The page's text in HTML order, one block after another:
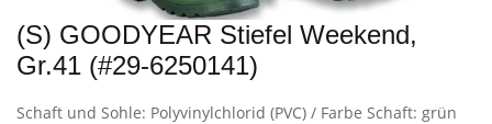
(S) GOODYEAR Stiefel Weekend,
Gr.41 (#29-6250141)
Schaft und Sohle: Polyvinylchlorid (PVC) / Farbe Schaft: grün